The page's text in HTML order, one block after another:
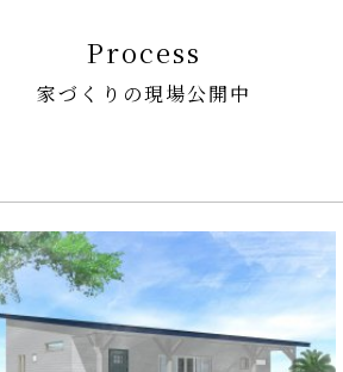
process
家づくりの現場公開中